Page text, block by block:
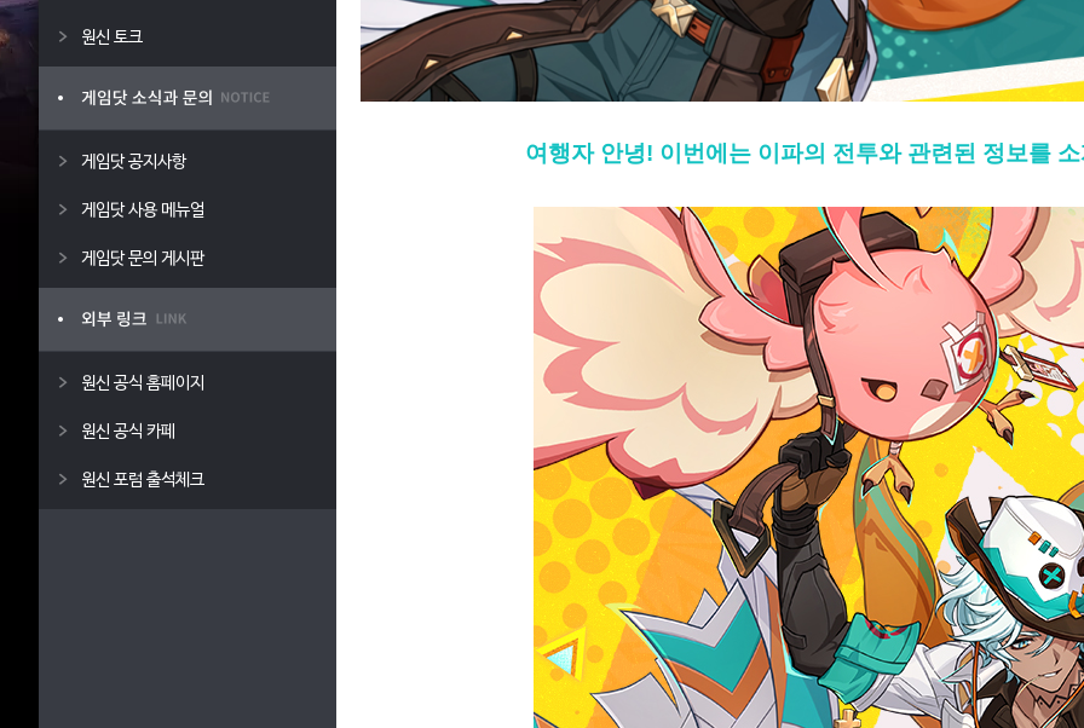
원신 토크
게임닷 공지사항
게임닷 사용 메뉴얼
게임닷 문의 게시판
원신 공식 홈페이지
원신 공식 카페
원신 포럼 출석체크
여행자 안녕! 이번에는 이파의 전투와 관련된 정보를